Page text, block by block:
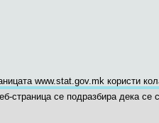
www.stat.gov.mk користи
страница се подразбира дека се